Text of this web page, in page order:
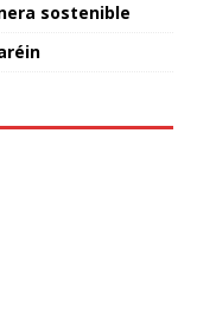
sostenible